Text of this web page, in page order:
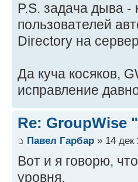
P.S. задача дыва
пользователей
Directory на
Да куча косяков,
исправление
Re: GroupWise
Павел Гарбар » 14 дек
Вот и я говорю,
уровня.